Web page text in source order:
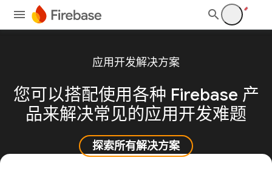
应用开发解决方案
您可以搭配使用各种 Firebase 产
品来解决常见的应用开发难题
探索所有解决方案